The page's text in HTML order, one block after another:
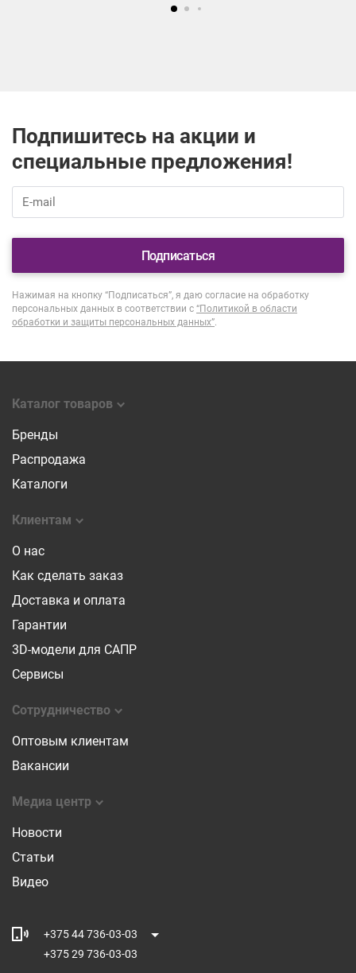
Подпишитесь на акции и
специальные предложения!
Подписаться
Нажимая на кнопку “Подписаться”, я даю согласие на обработку
персональных данных в соответствии с “Политикой в области
обработки и защиты персональных данных”
Каталог товаров
Бренды
Распродажа
Каталоги
Клиентам
О нас
Как сделать заказ
Доставка и оплата
Гарантии
3D-модели для САПР
Сервисы
Сотрудничество
Оптовым клиентам
Вакансии
Медиа центр
Новости
Статьи
Видео
+375 44 736-03-03
+375 29 736-03-03